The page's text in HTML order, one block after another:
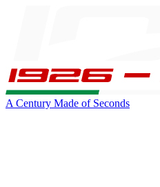
A Century Made of Seconds